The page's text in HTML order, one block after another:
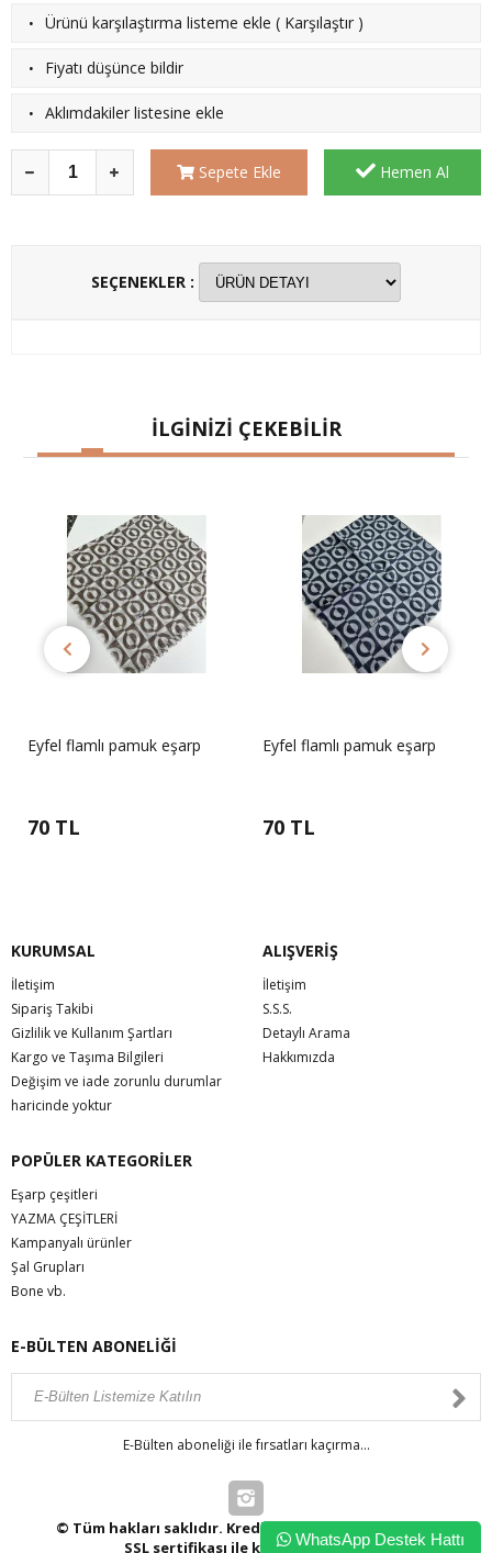
· Ürünü karşılaştırma listeme ekle ( Karşılaştır )
· Fiyatı düşünce bildir
· Aklımdakiler listesine ekle
Sepete Ekle Hemen Al
SEÇENEKLER :
İLGİNİZİ ÇEKEBİLİR
Eyfel flamlı pamuk eşarp
70 TL
Eyfel flamlı pamuk eşarp
70 TL
KURUMSAL
İletişim
Sipariş Takibi
Gizlilik ve Kullanım Şartları
Kargo ve Taşıma Bilgileri
Değişim ve iade zorunlu durumlar
haricinde yoktur
ALIŞVERİŞ
İletişim
S.S.S.
Detaylı Arama
Hakkımızda
POPÜLER KATEGORİLER
Eşarp çeşitleri
YAZMA ÇEŞİTLERİ
Kampanyalı ürünler
Şal Grupları
Bone vb.
E-BÜLTEN ABONELİĞİ
E-Bülten aboneliği ile fırsatları kaçırma...
© Tüm hakları saklıdır. Kredi kartı bilgileriniz 256bit
SSL sertifikası ile korunmaktadır.WhatsApp Destek Hattı